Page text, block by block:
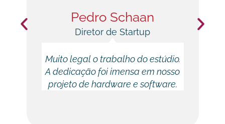
Muito legal o trabalho do estúdio.
A dedicação foi imensa em nosso
projeto de hardware e software.
Pedro Schaan
Diretor de Startup